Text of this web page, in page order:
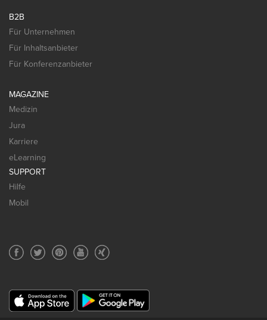
B2B
Für Unternehmen
Für Inhaltsanbieter
Für Konferenzanbieter
MAGAZINE
Medizin
Jura
Karriere
eLearning
SUPPORT
Hilfe
Mobil